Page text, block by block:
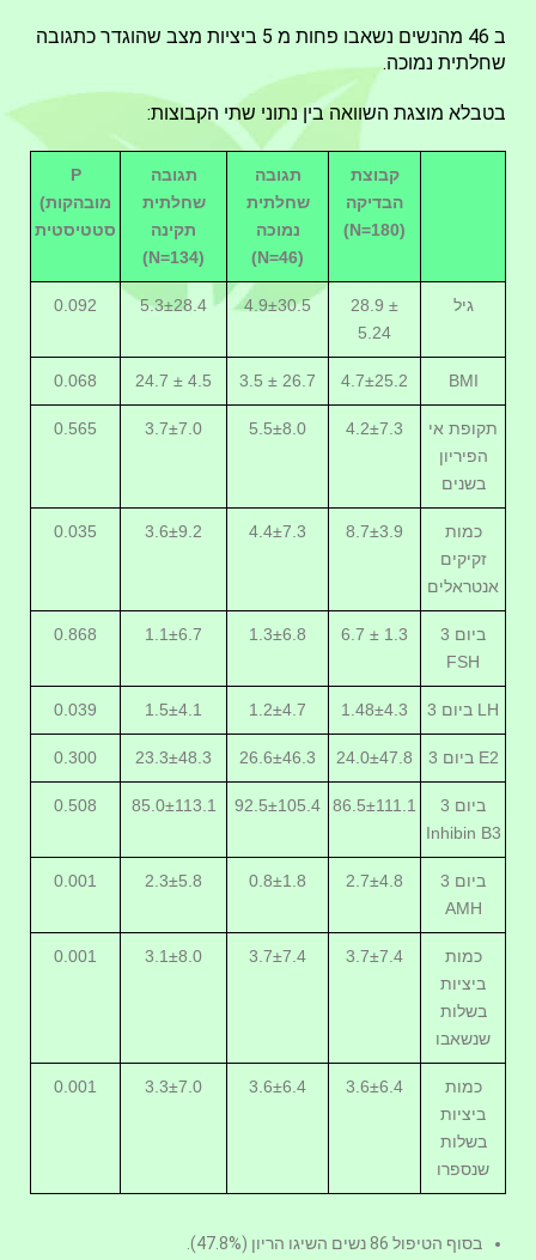
ב 46 מהנשים נשאבו פחות מ 5 ביציות מצב שהוגדר כתגובה
שחלתית נמוכה.
בטבלא מוצגת השוואה בין נתוני שתי הקבוצות:
P
(מובהקות
סטטיסטית
תגובה
שחלתית
תקינה
(N=134)
תגובה
שחלתית
נמוכה
(N=46)
קבוצת
הבדיקה
(N=180)
0.092 5.3±28.4 4.9±30.5
28.9 ±
5.24
גיל
0.068 24.7 ± 4.5 3.5 ± 26.7 4.7±25.2 BMI
0.565 3.7±7.0 5.5±8.0 4.2±7.3
תקופת אי
הפיריון
בשנים
0.035 3.6±9.2 4.4±7.3 8.7±3.9
כמות
זקיקים
אנטראלים
0.868 1.1±6.7 1.3±6.8 6.7 ± 1.3
ביום 3
FSH
0.039 1.5±4.1 1.2±4.7 1.48±4.3 ביום 3 LH
0.300 23.3±48.3 26.6±46.3 24.0±47.8 ביום 3 E2
0.508 85.0±113.1 92.5±105.4 86.5±111.1
ביום 3
Inhibin B3
0.001 2.3±5.8 0.8±1.8 2.7±4.8
ביום 3
AMH
0.001 3.1±8.0 3.7±7.4 3.7±7.4
כמות
ביציות
בשלות
שנשאבו
0.001 3.3±7.0 3.6±6.4 3.6±6.4
כמות
ביציות
בשלות
שנספרו
בסוף הטיפול 86 נשים השיגו הריון (47.8%).